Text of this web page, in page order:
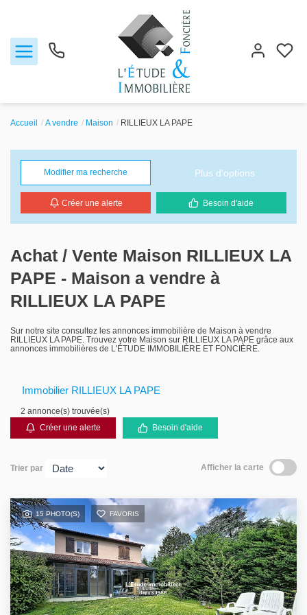
Ventes
Biens vendus
Locations
Estimation
Gestion locative
Accueil A vendre Maison RILLIEUX LA PAPE
Modifier ma recherche Plus d'options
Créer une alerte Besoin d'aide
Achat / Vente Maison RILLIEUX LA
PAPE - Maison a vendre à
RILLIEUX LA PAPE
Sur notre site consultez les annonces immobilière de Maison à vendre
RILLIEUX LA PAPE. Trouvez votre Maison sur RILLIEUX LA PAPE grâce aux
annonces immobilières de L'ÉTUDE IMMOBILIÈRE ET FONCIÈRE.
Immobilier RILLIEUX LA PAPE
2 annonce(s) trouvée(s)
Créer une alerte
Besoin d'aide
Trier par Afficher la carte
15 PHOTO(S) FAVORIS